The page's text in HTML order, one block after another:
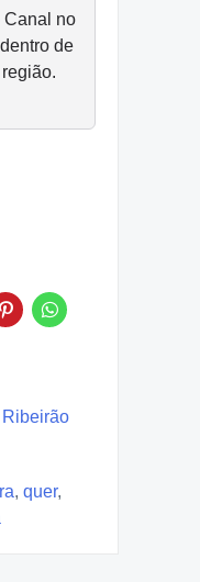
Canal no
de
, quer,